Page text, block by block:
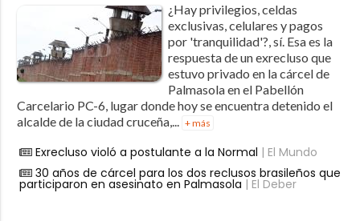
¿Hay privilegios, celdas
exclusivas, celulares y pagos
por 'tranquilidad'?, sí. Esa es la
respuesta de un exrecluso que
estuvo privado en la cárcel de
Palmasola en el Pabellón
Carcelario PC-6, lugar donde hoy se encuentra detenido el
alcalde de la ciudad cruceña,... + más
Exrecluso violó a postulante a la Normal | El Mundo
30 años de cárcel para los dos reclusos brasileños que
participaron en asesinato en Palmasola | El Deber